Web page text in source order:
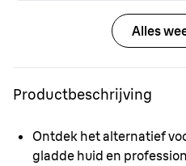
Alles
Productbeschrijving
Ontdek het alternatief
gladde huid en